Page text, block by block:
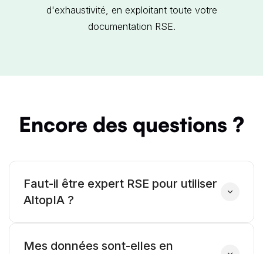
d'exhaustivité, en exploitant toute votre
documentation RSE.
Encore des questions ?
Faut-il être expert RSE pour utiliser
AltopIA ?
Mes données sont-elles en